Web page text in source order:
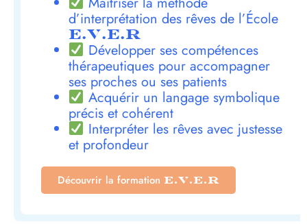
d’interprétation des rêves de l’École
E.V.E.R
Développer ses compétences
thérapeutiques pour accompagner
ses proches ou ses patients
Acquérir un langage symbolique
précis et cohérent
Interpréter les rêves avec justesse
et profondeur
Découvrir la formation E.V.E.R